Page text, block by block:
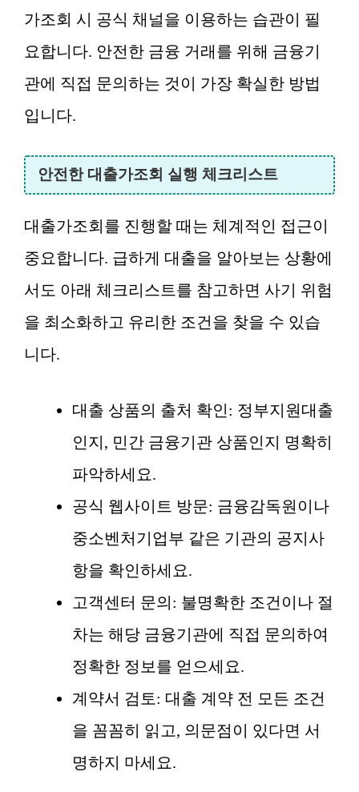
가조회 시 공식 채널을 이용하는 습관이 필
요합니다. 안전한 금융 거래를 위해 금융기
관에 직접 문의하는 것이 가장 확실한 방법
입니다.
안전한 대출가조회 실행 체크리스트
대출가조회를 진행할 때는 체계적인 접근이
중요합니다. 급하게 대출을 알아보는 상황에
서도 아래 체크리스트를 참고하면 사기 위험
을 최소화하고 유리한 조건을 찾을 수 있습
니다.
대출 상품의 출처 확인: 정부지원대출
인지, 민간 금융기관 상품인지 명확히
파악하세요.
공식 웹사이트 방문: 금융감독원이나
중소벤처기업부 같은 기관의 공지사
항을 확인하세요.
고객센터 문의: 불명확한 조건이나 절
차는 해당 금융기관에 직접 문의하여
정확한 정보를 얻으세요.
계약서 검토: 대출 계약 전 모든 조건
을 꼼꼼히 읽고, 의문점이 있다면 서
명하지 마세요.